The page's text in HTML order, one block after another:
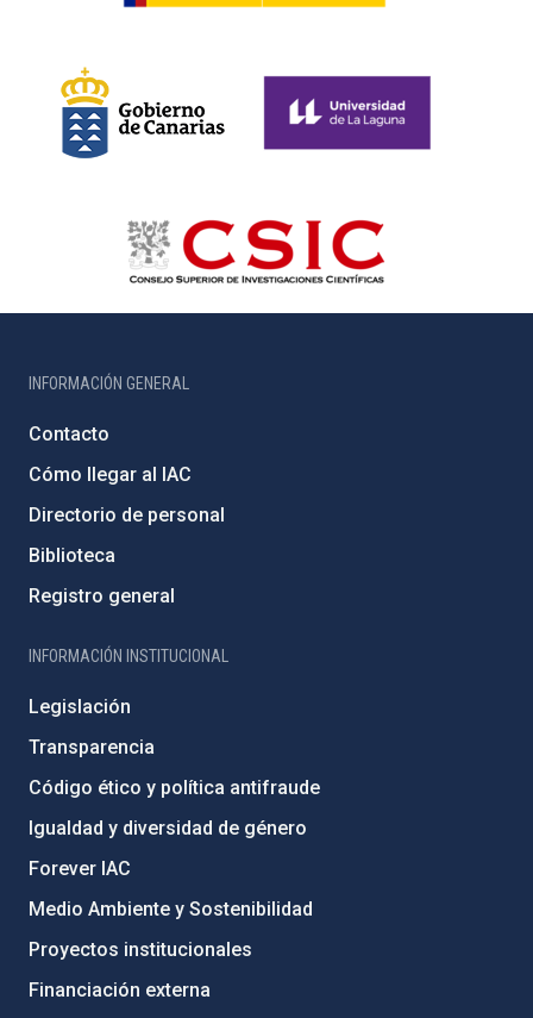
INFORMACIÓN GENERAL
Contacto
Cómo llegar al IAC
Directorio de personal
Biblioteca
Registro general
INFORMACIÓN INSTITUCIONAL
Legislación
Transparencia
Código ético y política antifraude
Igualdad y diversidad de género
Forever IAC
Medio Ambiente y Sostenibilidad
Proyectos institucionales
Financiación externa